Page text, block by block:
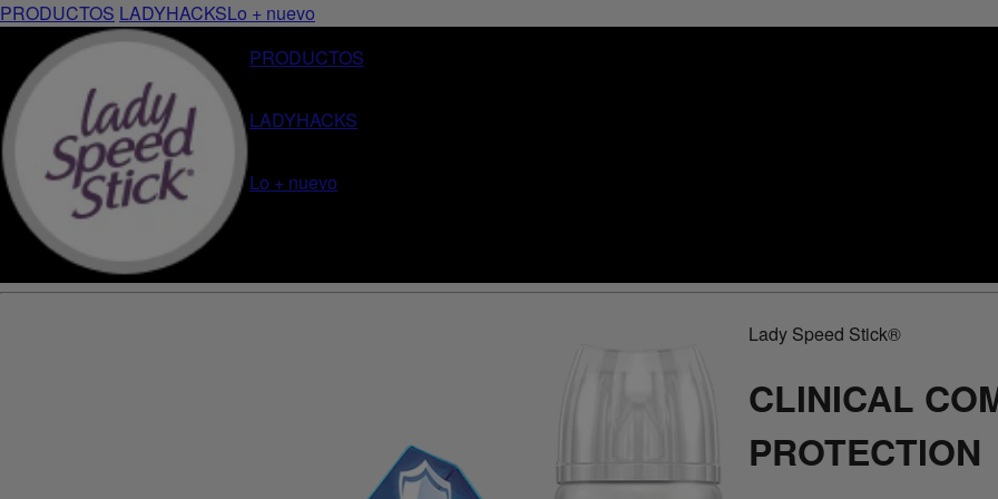
PRODUCTOS LADYHACKSLo + nuevo
PRODUCTOS
LADYHACKS
Lo + nuevo
Lady Speed Stick®
CLINICAL
PROTECTION